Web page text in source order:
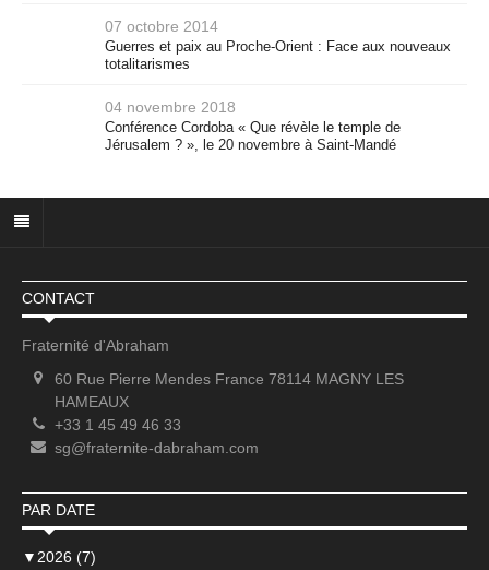
07 octobre 2014
Guerres et paix au Proche-Orient : Face aux nouveaux
totalitarismes
04 novembre 2018
Conférence Cordoba « Que révèle le temple de
Jérusalem ? », le 20 novembre à Saint-Mandé
CONTACT
Fraternité d'Abraham
60 Rue Pierre Mendes France 78114 MAGNY LES
HAMEAUX
+33 1 45 49 46 33
sg@fraternite-dabraham.com
PAR DATE
▼ 2026 (7)